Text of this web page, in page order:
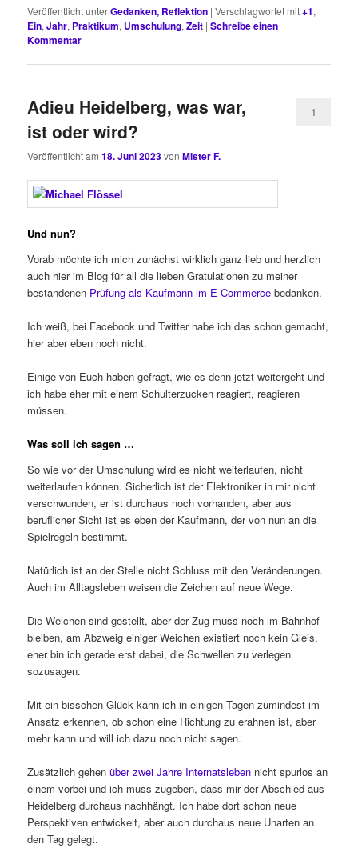
Veröffentlicht unterGedanken, Reflektion |Verschlagwortet mit+1,
Ein,Jahr, Praktikum, Umschulung,Zeit |Schreibe einen
Kommentar
Adieu Heidelberg, was war,
ist oder wird?
Veröffentlicht am18. Juni 2023vonMister F.
1
Und nun?
Vorab möchte ich mich zunächst wirklich ganz lieb und herzlich
auch hier im Blog für all die lieben Gratulationen zu meiner
bestandenen Prüfung als Kaufmann im E-Commerce bedanken.
Ich weiß, bei Facebook und Twitter habe ich das schon gemacht,
hier aber eben noch nicht.
Einige von Euch haben gefragt, wie es denn jetzt weitergeht und
ich habe eher mit einem Schulterzucken reagiert, reagieren
müssen.
Was soll ich sagen …
So wie vor der Umschulung wird es nicht weiterlaufen, nicht
weiterlaufen können. Sicherlich ist der Elektroniker in mir nicht
verschwunden, er ist durchaus noch vorhanden, aber aus
beruflicher Sicht ist es eben der Kaufmann, der von nun an die
Spielregeln bestimmt.
Natürlich ist an der Stelle nicht Schluss mit den Veränderungen.
Auch im Alltagsleben weisen die Zeichen auf neue Wege.
Die Weichen sind gestellt, aber der Zug muss noch im Bahnhof
bleiben, am Abzweig einiger Weichen existiert noch kein Gleis,
eher bin ich gerade erst dabei, die Schwellen zu verlegen
sozusagen.
Mit ein bisschen Glück kann ich in einigen Tagen zumindest im
Ansatz erkennen, ob schon eine Richtung zu erahnen ist, aber
mehr kann und will ich dazu noch nicht sagen.
Zusätzlich gehenüber zwei Jahre Internatsleben nicht spurlos an
einem vorbei und ich muss zugeben, dass mir der Abschied aus
Heidelberg durchaus nachhängt. Ich habe dort schon neue
Perspektiven entwickelt, aber auch durchaus neue Unarten an
den Tag gelegt.